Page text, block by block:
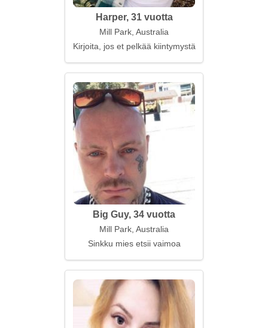
Harper, 31 vuotta
Mill Park, Australia
Kirjoita, jos et pelkää kiintymystä
Big Guy, 34 vuotta
Mill Park, Australia
Sinkku mies etsii vaimoa